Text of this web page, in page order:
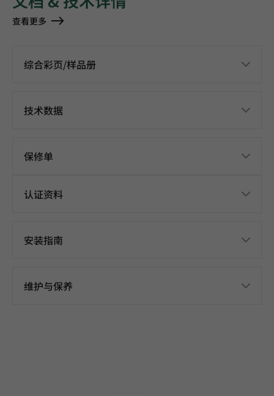
查看更多
综合彩页/样品册
技术数据
保修单
认证资料
安装指南
维护与保养